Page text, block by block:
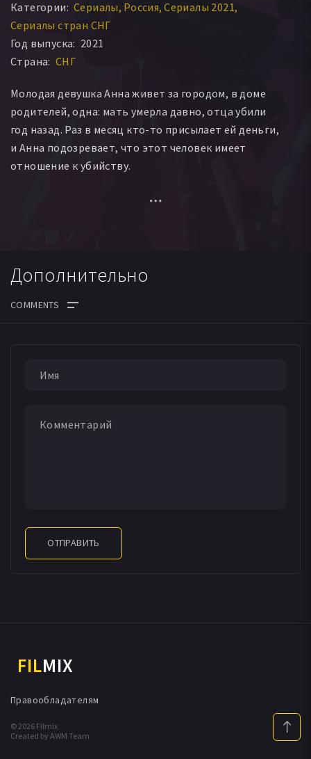
Категории: Сериалы Россия Сериалы 2021
Сериалы стран СНГ
Год выпуска: 2021
Страна: СНГ
Молодая девушка Анна живет за городом, в доме
родителей, одна: мать умерла давно, отца убили
год назад. Раз в месяц кто-то присылает ей деньги,
и Анна подозревает, что этот человек имеет
отношение к убийству.
А в Питере, похоже, снова просыпается маньяк,
с просьбой разыскать ее брата Никиту Сафонова.
молодой человек — один из институтских друзей
Дополнительно
ОТПРАВИТЬ
FILMIX
© 2026 Filmix
Created by AWM Team
Правообладателям